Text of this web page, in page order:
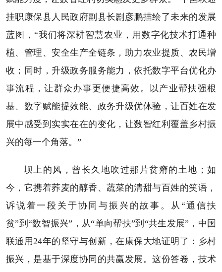
挂职康保县人民政府副县长剧彦鹏描绘了未来的发展
蓝图，“我们将深耕智慧农业，用数字化技术打通种
植、管理、安全生产全链条，助力农业提质、农民增
收；同时，升级政务服务能力，依托数字平台优化办
事流程，让群众办事更便捷高效。以产业帮扶强根
基、数字赋能提效能、政务升级优体验，让百姓在发
展中感受到实实在在的变化，让数智红利覆盖乡村振
兴的每一个角落。”
坝上的风，曾长久地吹过那片贫瘠的土地；如
今，它携着荞麦的醇香、蔬菜的清甜与百姓的笑语，
诉说着一段关于协同与振兴的故事。从“通信扶
贫”到“数智振兴”，从“单向帮扶”到“共生发展”，中国
联通用24年的坚守与创新，在康保大地证明了：乡村
振兴，是基于深度协同的共赢发展。这份答卷，技术